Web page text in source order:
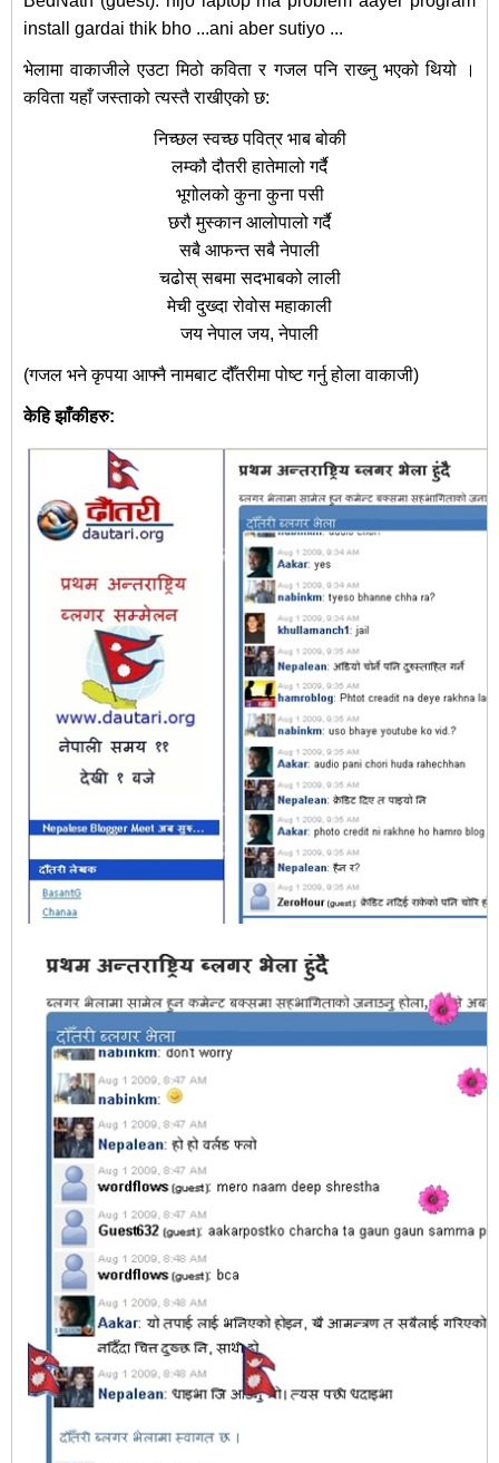
install gardai thik bho ...ani aber sutiyo ...
भेलामा वाकाजीले एउटा मिठो कविता र गजल पनि राख्‍नु भएको थियो ।
कविता यहाँ जस्ताको त्यस्तै राखीएको छ:
निच्छल स्वच्छ पवित्र भाब बोकी
लम्कौ दौतरी हातेमालो गर्दै
भूगोलको कुना कुना पसी
छरौ मुस्कान आलोपालो गर्दै
सबै आफन्त सबै नेपाली
चढोस् सबमा सदभाबको लाली
मेची दुख्दा रोवोस महाकाली
जय नेपाल जय, नेपाली
(गजल भने कृपया आफ्नै नामबाट दौँतरीमा पोष्ट गर्नु होला वाकाजी)
केहि झाँकीहरु: